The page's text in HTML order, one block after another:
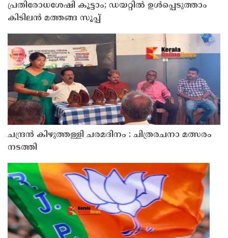
പ്രതിരോധശേഷി കൂട്ടാം; ഡയറ്റിൽ ഉൾപ്പെടുത്താം
കിടിലൻ മത്തങ്ങ സൂപ്പ്
ചന്ദ്രൻ കിഴുത്തള്ളി ചരമദിനം : ചിത്രരചനാ മത്സരം
നടത്തി